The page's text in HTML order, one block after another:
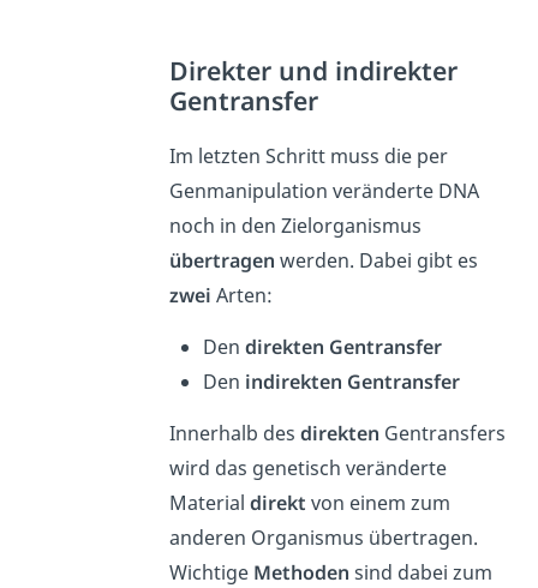
Direkter und indirekter
Gentransfer
Im letzten Schritt muss die per
Genmanipulation veränderte DNA
noch in den Zielorganismus
übertragen werden. Dabei gibt es
zwei Arten:
Dendirekten Gentransfer
Den indirekten Gentransfer
Innerhalb desdirekten Gentransfers
wird das genetisch veränderte
Materialdirekt von einem zum
anderen Organismus übertragen.
Wichtige Methoden sind dabei zum